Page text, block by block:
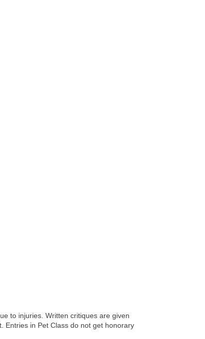
to injuries. Written critiques are given
Entries in Pet Class do not get honorary